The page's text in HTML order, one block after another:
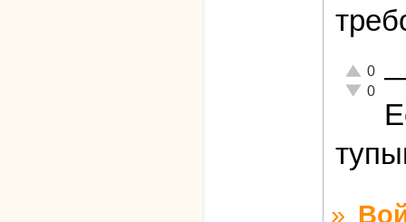
Отлично!
0
0
»